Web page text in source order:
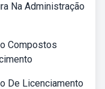
Na Administração
Compostos
De Licenciamento